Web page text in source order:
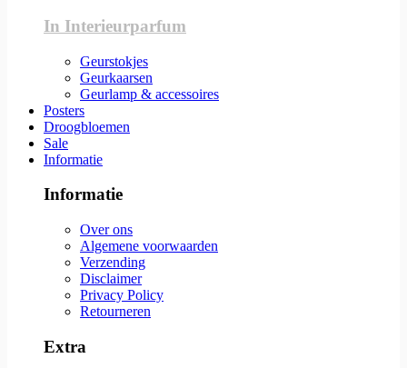
In Interieurparfum
Geurstokjes
Geurkaarsen
Geurlamp & accessoires
Posters
Droogbloemen
Sale
Informatie
Informatie
Over ons
Algemene voorwaarden
Verzending
Disclaimer
Privacy Policy
Retourneren
Extra